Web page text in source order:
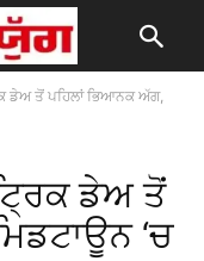
ਡੇਅ ਤੋਂ ਪਹਿਲਾਂ ਭਿਆਨਕ ਅੱਗ,
ਡੇਅ ਤੋਂ
‘ਚ